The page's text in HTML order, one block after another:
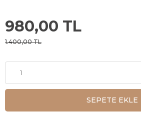
980,00 TL
1.400,00 TL
SEPETE EKLE